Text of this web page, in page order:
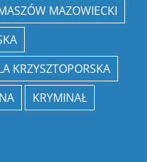
MAZOWIECKI
KRZYSZTOPORSKA
KRYMINAŁ